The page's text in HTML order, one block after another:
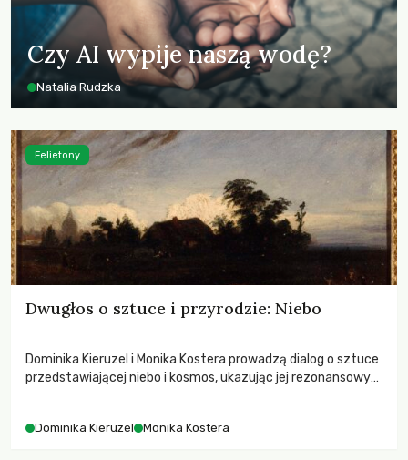
Czy AI wypije naszą wodę?
Natalia Rudzka
Dwugłos o sztuce i przyrodzie: Niebo
Dominika Kieruzel i Monika Kostera prowadzą dialog o sztuce
przedstawiającej niebo i kosmos, ukazując jej rezonansowy
Dominika Kieruzel Monika Kostera
Felietony